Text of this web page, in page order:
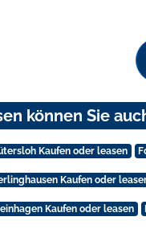
können Sie
Kaufen oder leasen
Kaufen oder
Kaufen oder leasen